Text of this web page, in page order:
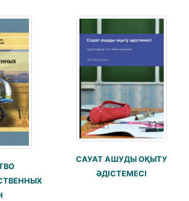
САУАТ АШУДЫ ОҚЫТУ
ӘДІСТЕМЕСІ